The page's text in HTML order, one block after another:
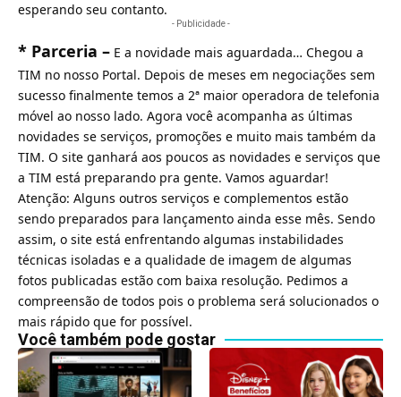
esperando seu contanto.
- Publicidade -
* Parceria – E a novidade mais aguardada… Chegou a
TIM no nosso Portal. Depois de meses em negociações sem
sucesso finalmente temos a 2ª maior operadora de telefonia
móvel ao nosso lado. Agora você acompanha as últimas
novidades se serviços, promoções e muito mais também da
TIM. O site ganhará aos poucos as novidades e serviços que
a TIM está preparando pra gente. Vamos aguardar!
Atenção: Alguns outros serviços e complementos estão
sendo preparados para lançamento ainda esse mês. Sendo
assim, o site está enfrentando algumas instabilidades
técnicas isoladas e a qualidade de imagem de algumas
fotos publicadas estão com baixa resolução. Pedimos a
compreensão de todos pois o problema será solucionados o
mais rápido que for possível.
Você também pode gostar